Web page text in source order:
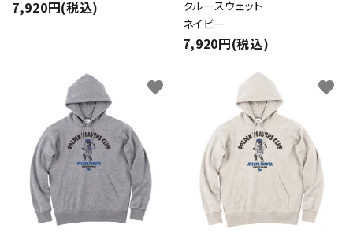
7,920円(税込)
クルースウェット
ネイビー
7,920円(税込)
favorite favorite